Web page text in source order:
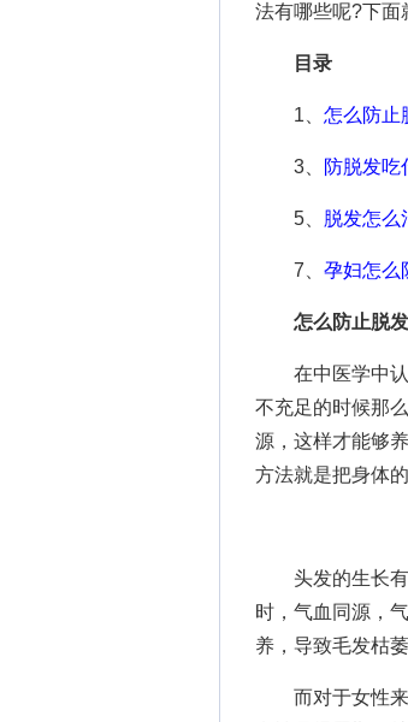
法有哪些呢?下面
目录
1、 怎么防止
3、 防脱发吃
5、 脱发怎么
7、 孕妇怎么
怎么防止脱发
在中医学中认
不充足的时候那
源，这样才能够
方法就是把身体
头发的生长有
时，气血同源，
养，导致毛发枯
而对于女性来